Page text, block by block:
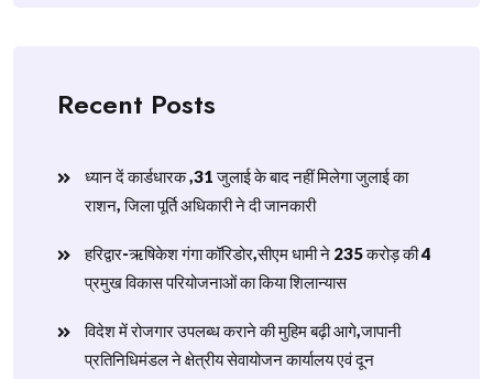
Recent Posts
ध्यान दें कार्डधारक ,31 जुलाई के बाद नहीं मिलेगा जुलाई का
राशन, जिला पूर्ति अधिकारी ने दी जानकारी
हरिद्वार-ऋषिकेश गंगा कॉरिडोर,सीएम धामी ने 235 करोड़ की 4
प्रमुख विकास परियोजनाओं का किया शिलान्यास
विदेश में रोजगार उपलब्ध कराने की मुहिम बढ़ी आगे,जापानी
प्रतिनिधिमंडल ने क्षेत्रीय सेवायोजन कार्यालय एवं दून